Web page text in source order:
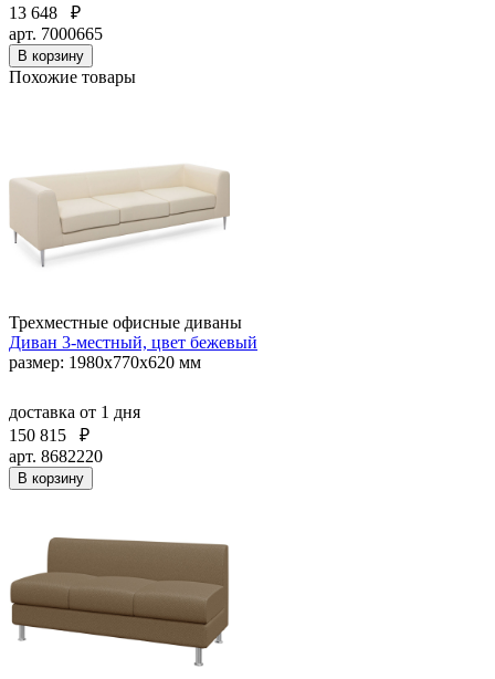
13 648
₽
арт. 7000665
В корзину
Похожие товары
Трехместные офисные диваны
Диван 3-местный, цвет бежевый
размер: 1980x770x620 мм
доставка от 1 дня
150 815
₽
арт. 8682220
В корзину